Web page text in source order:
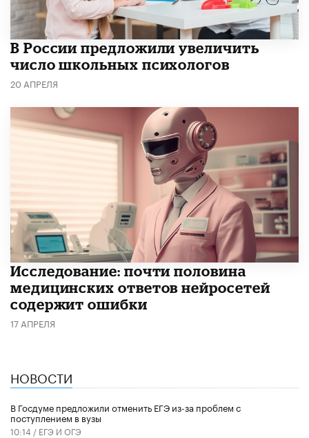
В России предложили увеличить
число школьных психологов
20 АПРЕЛЯ
Исследование: почти половина
медицинских ответов нейросетей
содержит ошибки
17 АПРЕЛЯ
НОВОСТИ
В Госдуме предложили отменить ЕГЭ из-за проблем с
поступлением в вузы
10:14 / ЕГЭ И ОГЭ